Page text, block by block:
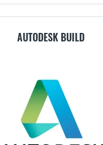
AUTODESK BUILD